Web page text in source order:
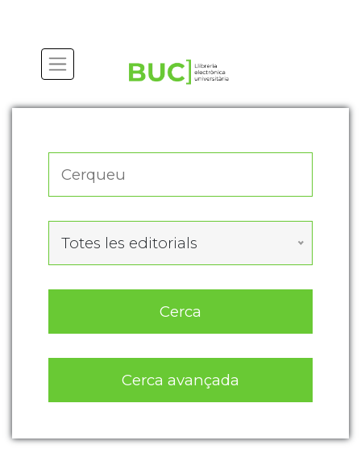
Totes les editorials
Cerca
Cerca avançada